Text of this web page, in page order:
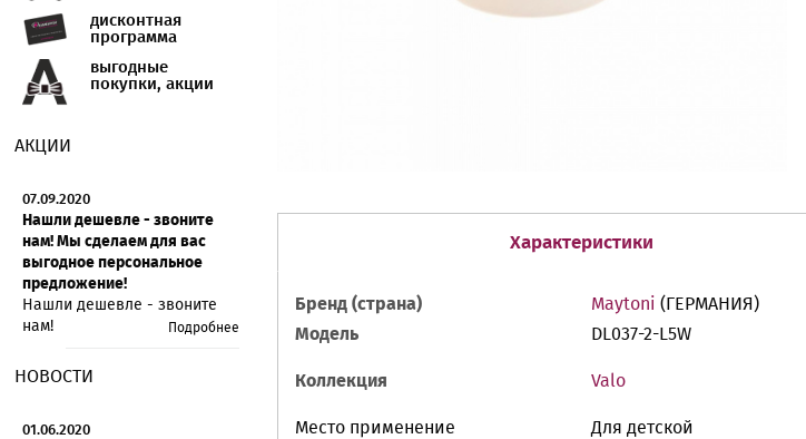
дисконтная
программа
выгодные
покупки, акции
АКЦИИ
07.09.2020
Нашли дешевле - звоните
нам! Мы сделаем для вас
выгодное персональное
предложение!
Нашли дешевле - звоните
нам!
Подробнее
НОВОСТИ
01.06.2020
Характеристики
Бренд (страна) Maytoni (ГЕРМАНИЯ)
Модель
DL037-2-L5W
Коллекция Valo
Место применение
Для детской